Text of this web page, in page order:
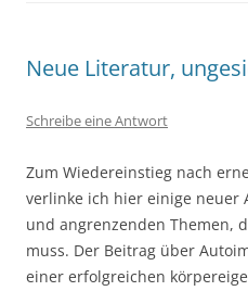
Neue Literatur,
Schreibe eine Antwort
Zum Wiedereinstieg nach
verlinke ich hier einige neuer
und angrenzenden Themen,
muss. Der Beitrag über
einer erfolgreichen